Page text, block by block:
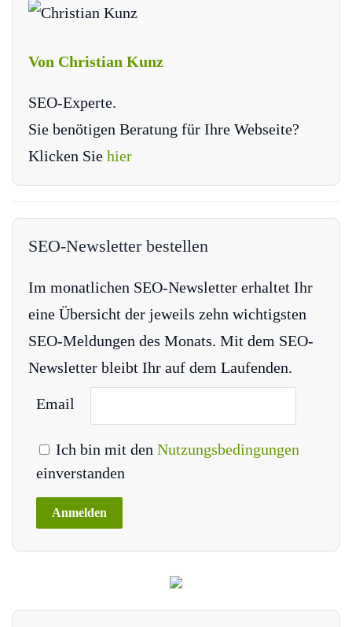
Von Christian Kunz
SEO-Experte.
Sie benötigen Beratung für Ihre Webseite?
Klicken Sie hier
SEO-Newsletter bestellen
Im monatlichen SEO-Newsletter erhaltet Ihr
eine Übersicht der jeweils zehn wichtigsten
SEO-Meldungen des Monats. Mit dem SEO-
Newsletter bleibt Ihr auf dem Laufenden.
Email
Ich bin mit den Nutzungsbedingungen
einverstanden